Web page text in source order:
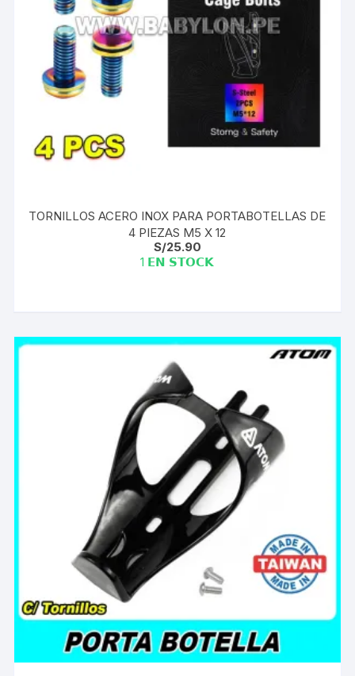
TORNILLOS ACERO INOX PARA PORTABOTELLAS DE
4 PIEZAS M5 X 12
S/25.90
1 𝗘𝗡 𝗦𝗧𝗢𝗖𝗞